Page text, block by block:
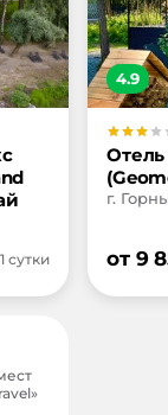
сутки
4.9
Отель
г.
от 9